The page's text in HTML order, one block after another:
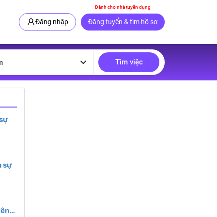
Dành cho nhà tuyển dụng
Đăng nhập Đăng tuyển & tìm hồ sơ
Tìm việc
sự